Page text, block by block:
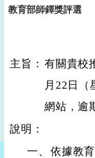
教育部師鐸獎評選
主旨： 有關貴校
月22日（
網站，逾
說明：
一、 依據教